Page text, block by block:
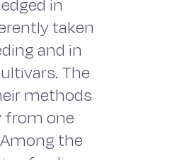
in
taken
and in
The
methods
from one
the